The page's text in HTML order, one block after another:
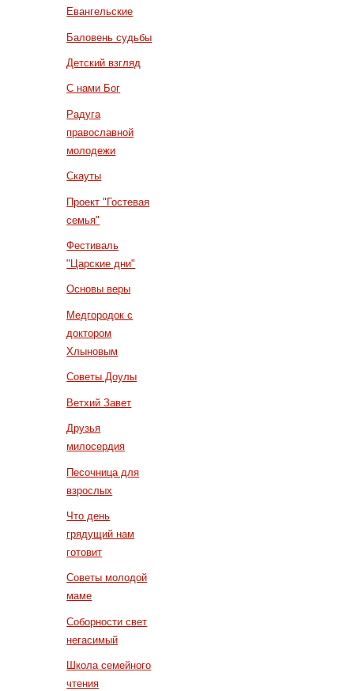
Евангельские
Баловень судьбы
Детский взгляд
С нами Бог
Радуга
православной
молодежи
Скауты
Проект "Гостевая
семья"
Фестиваль
"Царские дни"
Основы веры
Медгородок с
доктором
Хлыновым
Советы Доулы
Ветхий Завет
Друзья
милосердия
Песочница для
взрослых
Что день
грядущий нам
готовит
Советы молодой
маме
Соборности свет
негасимый
Школа семейного
чтения